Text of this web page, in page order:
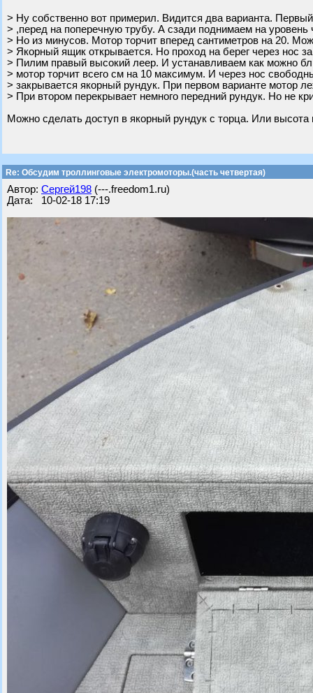
> Ну собственно вот примерил. Видится два варианта.
> ,перед на поперечную трубу. А сзади поднимаем на уровень
> Но из минусов. Мотор торчит вперед сантиметров на 20.
> Якорный ящик открывается. Но проход на берег через нос
> Пилим правый высокий леер. И устанавливаем как можно
> мотор торчит всего см на 10 максимум. И через нос
> закрывается якорный рундук. При первом варианте мотор
> При втором перекрывает немного передний рундук. Но не
Можно сделать доступ в якорный рундук с торца. Или высота
Re: Обсудим троллинговые электромоторы.(часть четвертая)
Автор: Сергей198 (---.freedom1.ru)
Дата: 10-02-18 17:19